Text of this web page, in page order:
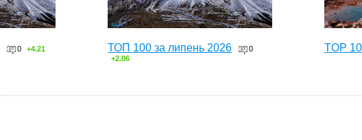
0 +4.21 ТОП 100 за липень 2026
0
+2.06
TOP